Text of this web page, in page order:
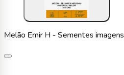
Melão Emir H - Sementes imagens